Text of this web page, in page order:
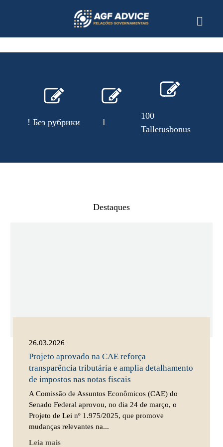
! Без рубрики 1
100
Talletusbonus
Destaques
26.03.2026
Projeto aprovado na CAE reforça
transparência tributária e amplia detalhamento
de impostos nas notas fiscais
A Comissão de Assuntos Econômicos (CAE) do
Senado Federal aprovou, no dia 24 de março, o
Projeto de Lei nº 1.975/2025, que promove
mudanças relevantes na...
Leia mais